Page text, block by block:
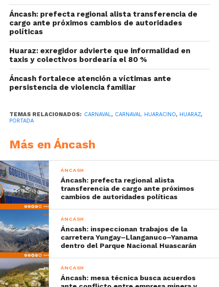
Áncash: prefecta regional alista transferencia de
cargo ante próximos cambios de autoridades
políticas
Huaraz: exregidor advierte que informalidad en
taxis y colectivos bordearía el 80 %
Áncash fortalece atención a víctimas ante
persistencia de violencia familiar
TEMAS RELACIONADOS: CARNAVAL, CARNAVAL HUARACINO, HUARAZ,
PORTADA
Más en Áncash
ÁNCASH
Áncash: prefecta regional alista
transferencia de cargo ante próximos
cambios de autoridades políticas
ÁNCASH
Áncash: inspeccionan trabajos de la
carretera Yungay–Llanganuco–Yanama
dentro del Parque Nacional Huascarán
ÁNCASH
Áncash: mesa técnica busca acuerdos